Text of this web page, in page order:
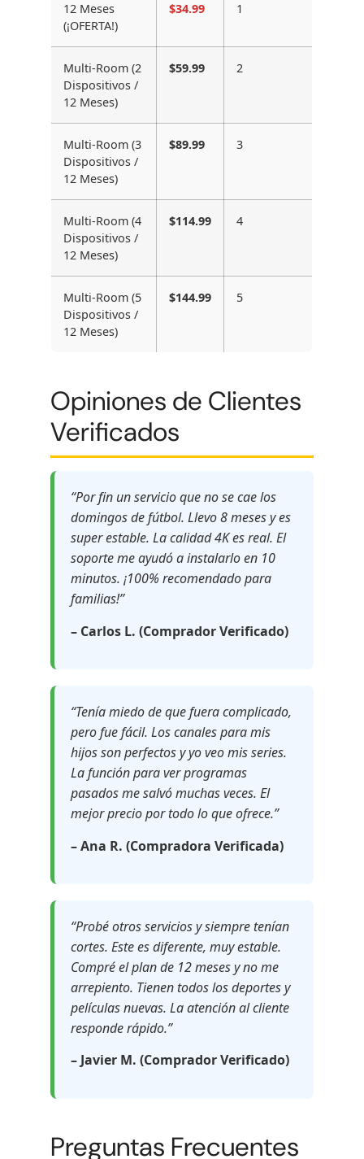
12 Meses
(¡OFERTA!)
$34.99 1
Multi-Room (2
Dispositivos /
12 Meses)
$59.99 2
Multi-Room (3
Dispositivos /
12 Meses)
$89.99 3
Multi-Room (4
Dispositivos /
12 Meses)
$114.99 4
Multi-Room (5
Dispositivos /
12 Meses)
$144.99 5
Opiniones de Clientes
Verificados
“Por fin un servicio que no se cae los
domingos de fútbol. Llevo 8 meses y es
super estable. La calidad 4K es real. El
soporte me ayudó a instalarlo en 10
minutos. ¡100% recomendado para
familias!”
– Carlos L. (Comprador Verificado)
“Tenía miedo de que fuera complicado,
pero fue fácil. Los canales para mis
hijos son perfectos y yo veo mis series.
La función para ver programas
pasados me salvó muchas veces. El
mejor precio por todo lo que ofrece.”
– Ana R. (Compradora Verificada)
“Probé otros servicios y siempre tenían
cortes. Este es diferente, muy estable.
Compré el plan de 12 meses y no me
arrepiento. Tienen todos los deportes y
películas nuevas. La atención al cliente
responde rápido.”
– Javier M. (Comprador Verificado)
Preguntas Frecuentes